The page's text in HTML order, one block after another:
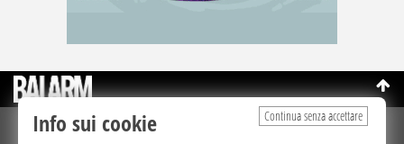
©Copyright 2003-2026
Continua senza accettare
Info sui cookie